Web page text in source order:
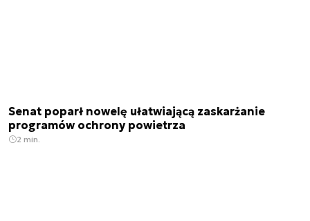
Senat poparł nowelę ułatwiającą zaskarżanie
programów ochrony powietrza
2 min.